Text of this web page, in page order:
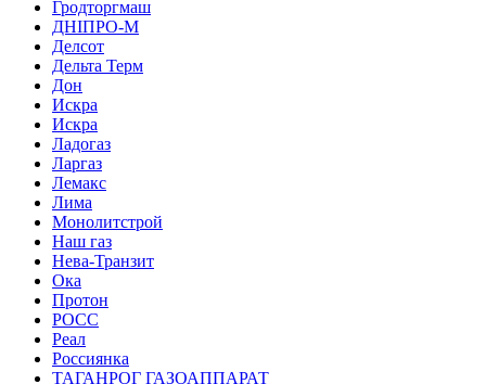
Гродторгмаш
ДНІПРО-М
Делсот
Дельта Терм
Дон
Искра
Искра
Ладогаз
Ларгаз
Лемакс
Лима
Монолитстрой
Наш газ
Нева-Транзит
Ока
Протон
РОСС
Реал
Россиянка
ТАГАНРОГ ГАЗОАППАРАТ